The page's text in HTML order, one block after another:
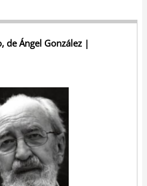
de Ángel González |